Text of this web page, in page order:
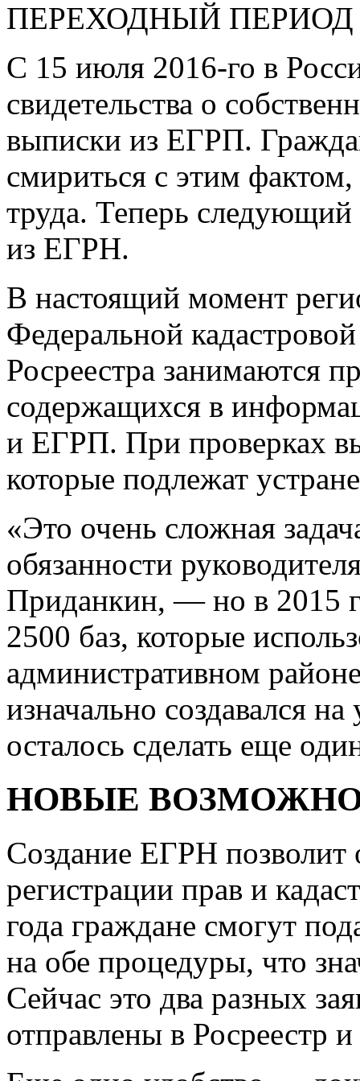
ПЕРЕХОДНЫЙ ПЕРИОД
С 15 июля 2016-го в
свидетельства о
выписки из ЕГРП.
смириться с этим
труда. Теперь
из ЕГРН.
В настоящий момент
Федеральной
Росреестра занимаются
содержащихся в
и ЕГРП. При проверках
которые подлежат
«Это очень сложная
обязанности
Приданкин, — но в 2015
2500 баз, которые
административном
изначально создавался
осталось сделать еще
НОВЫЕ
Создание ЕГРН позволит
регистрации прав и
года граждане смогут
на обе процедуры, что
Сейчас это два разных
отправлены в Росреестр